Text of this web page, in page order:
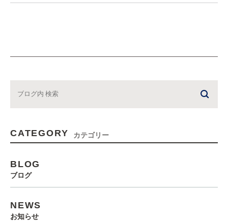
CATEGORY カテゴリー
BLOG
ブログ
NEWS
お知らせ